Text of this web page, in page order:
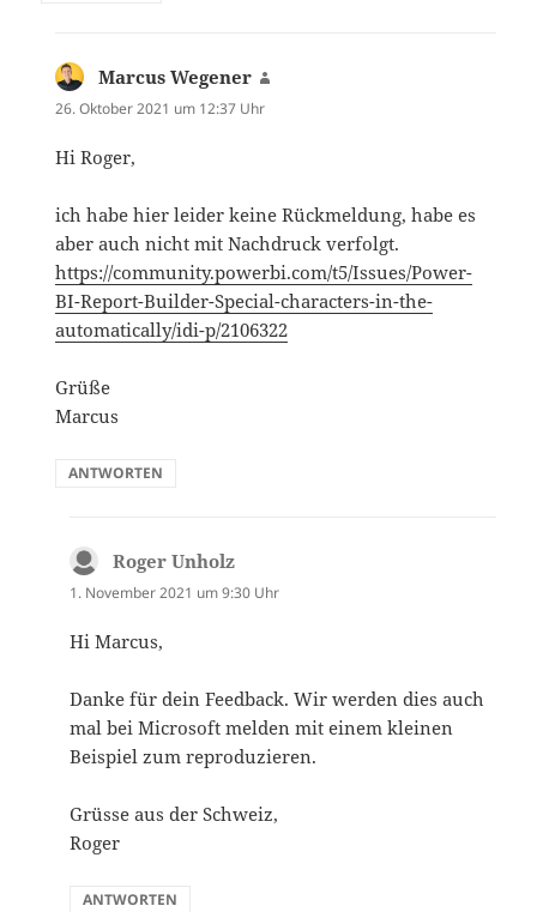
Marcus Wegener
26. Oktober 2021 um 12:37 Uhr
Hi Roger,
ich habe hier leider keine Rückmeldung, habe es
aber auch nicht mit Nachdruck verfolgt.
https://community.powerbi.com/t5/Issues/Power-
BI-Report-Builder-Special-characters-in-the-
automatically/idi-p/2106322
Grüße
Marcus
ANTWORTEN
Roger Unholz
1. November 2021 um 9:30 Uhr
Hi Marcus,
Danke für dein Feedback. Wir werden dies auch
mal bei Microsoft melden mit einem kleinen
Beispiel zum reproduzieren.
Grüsse aus der Schweiz,
Roger
ANTWORTEN